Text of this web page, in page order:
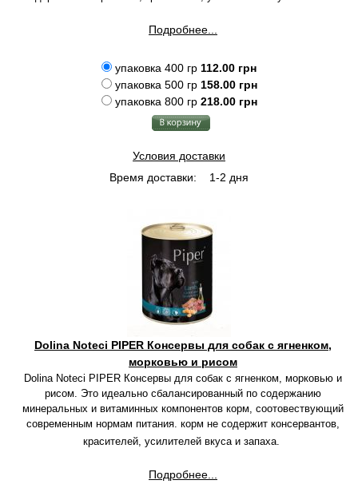
Подробнее...
упаковка 400 гр 112.00 грн
упаковка 500 гр 158.00 грн
упаковка 800 гр 218.00 грн
Условия доставки
Время доставки:
1-2 дня
Dolina Noteci PIPER Консервы для собак с ягненком,
морковью и рисом
Dolina Noteci PIPER Консервы для собак с ягненком, морковью и
рисом. Это идеально сбалансированный по содержанию
минеральных и витаминных компонентов корм, соотовествующий
современным нормам питания. корм не содержит консервантов,
красителей, усилителей вкуса и запаха.
Подробнее...